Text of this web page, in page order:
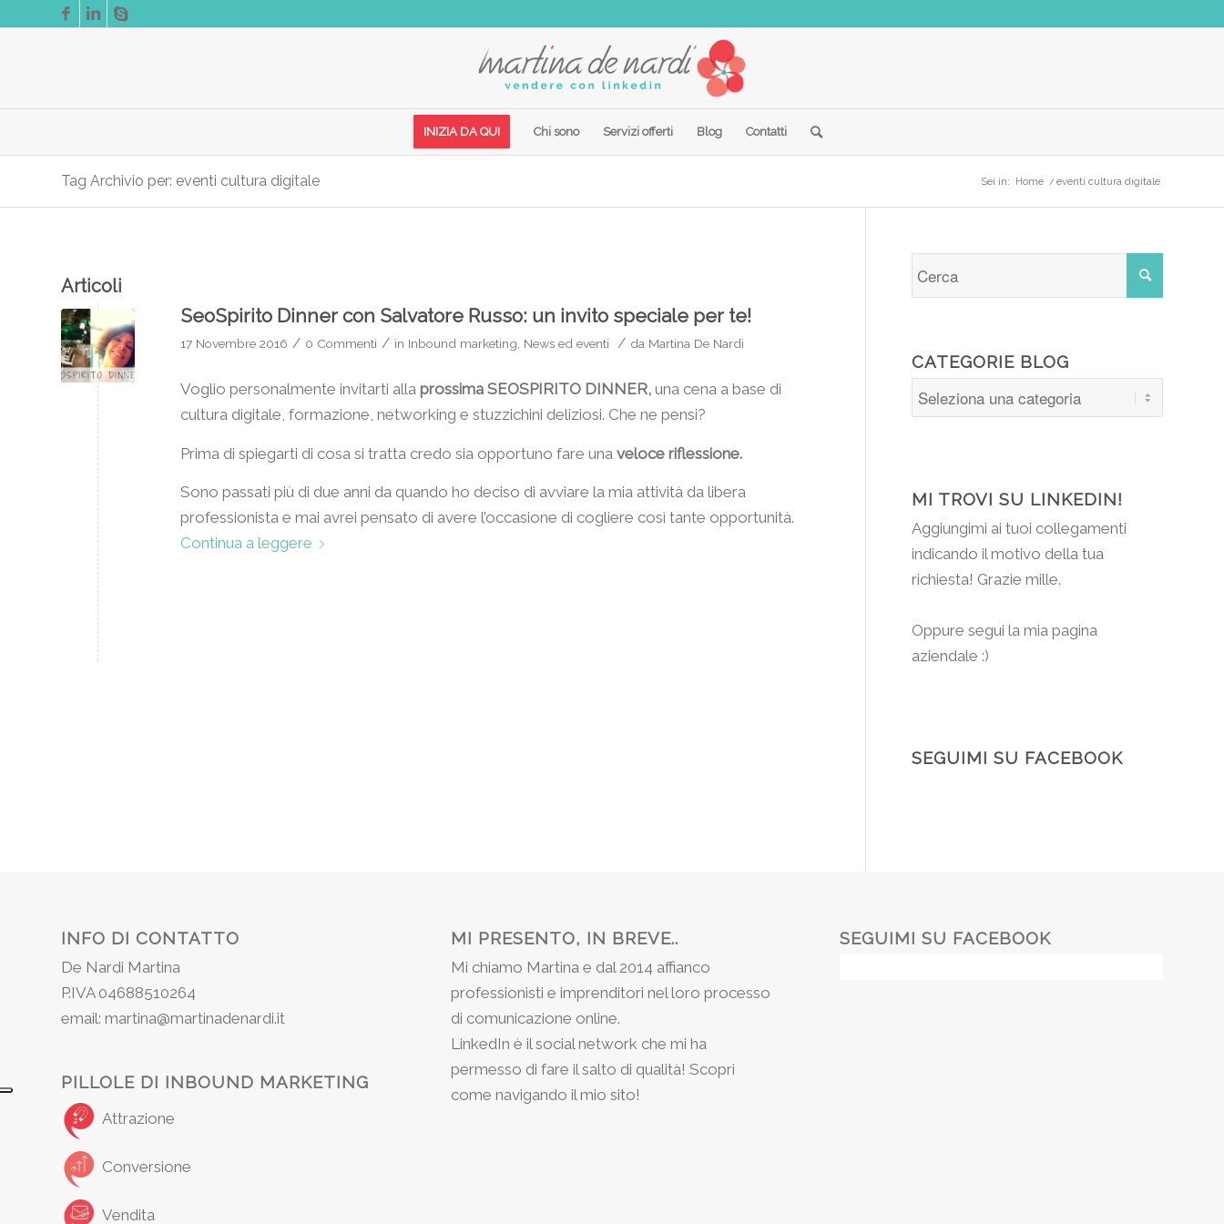
INIZIA DA QUI Chi sono Servizi offerti Blog Contatti
Tag Archivio per: eventi cultura digitale Sei in: Home / eventi cultura digitale
Articoli
SeoSpirito Dinner con Salvatore Russo: un invito speciale per te!
17 Novembre 2016 / 0 Commenti / in Inbound marketing News ed eventi / da Martina De Nardi
Voglio personalmente invitarti alla prossima SEOSPIRITO DINNER, una cena a base di
cultura digitale, formazione, networking e stuzzichini deliziosi. Che ne pensi?
Prima di spiegarti di cosa si tratta credo sia opportuno fare una veloce riflessione.
Sono passati più di due anni da quando ho deciso di avviare la mia attività da libera
professionista e mai avrei pensato di avere l’occasione di cogliere così tante opportunità.
Continua a leggere
CATEGORIE BLOG
MI TROVI SU LINKEDIN!
Aggiungimi ai tuoi collegamenti
indicando il motivo della tua
richiesta! Grazie mille.
Oppure segui la mia pagina
aziendale :)
SEGUIMI SU FACEBOOK
INFO DI CONTATTO
De Nardi Martina
P.IVA 04688510264
email: martina@martinadenardi.it
PILLOLE DI INBOUND MARKETING
Attrazione
Conversione
Vendita
MI PRESENTO, IN BREVE..
Mi chiamo Martina e dal 2014 affianco
professionisti e imprenditori nel loro processo
di comunicazione online.
LinkedIn è il social network che mi ha
permesso di fare il salto di qualità! Scopri
come navigando il mio sito!
SEGUIMI SU FACEBOOK